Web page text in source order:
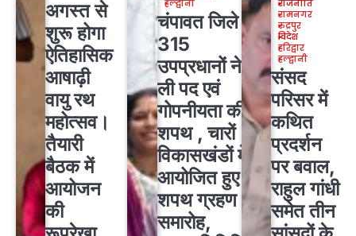
अगस्त से
शुरू होगा
ऐतिहासिक
आषाढ़ी
वायु रथ
महोत्सव।
तैयारी
बैठक में
आयोजन
की
हल्द्वानी
चंपावत जिले के
315
उपप्रधानों ने
ली पद एवं
गोपनीयता की
शपथ , चारों
विकासखंडों में
आयोजित हुए
शपथ ग्रहण
समारोह,
राजनीति
रामनगर
रुद्रपुर
विदेश
हरिद्वार
हल्द्वानी
संसद
परिसर में
कथित
प्रदर्शन
पर बवाल,
राहुल गांधी
समेत तीन